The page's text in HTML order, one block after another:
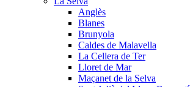
Anglès
Blanes
Brunyola
Caldes de Malavella
La Cellera de Ter
Lloret de Mar
Maçanet de la Selva